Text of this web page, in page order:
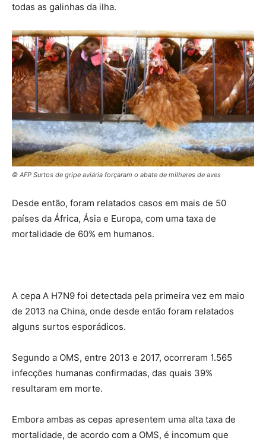
todas as galinhas da ilha.
© AFP Surtos de gripe aviária forçaram o abate de milhares de aves
Desde então, foram relatados casos em mais de 50
países da África, Ásia e Europa, com uma taxa de
mortalidade de 60% em humanos.
A cepa A H7N9 foi detectada pela primeira vez em maio
de 2013 na China, onde desde então foram relatados
alguns surtos esporádicos.
Segundo a OMS, entre 2013 e 2017, ocorreram 1.565
infecções humanas confirmadas, das quais 39%
resultaram em morte.
Embora ambas as cepas apresentem uma alta taxa de
mortalidade, de acordo com a OMS, é incomum que